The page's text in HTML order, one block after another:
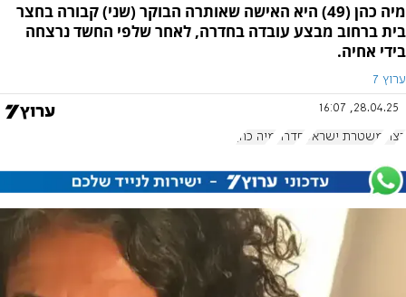
מיה כהן (49) היא האישה שאותרה הבוקר (שני) קבורה בחצר
בית ברחוב מבצע עובדה בחדרה, לאחר שלפי החשד נרצחה
בידי אחיה.
ערוץ 7
28.04.25, 16:07
רצח משטרת ישראל חדרה מיה כהן